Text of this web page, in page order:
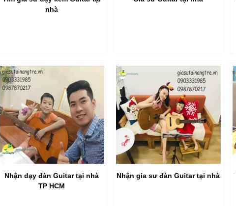
nhà
Nhận dạy đàn Guitar tại nhà
TP HCM
Nhận gia sư đàn Guitar tại nhà